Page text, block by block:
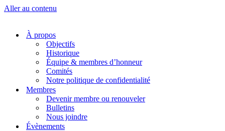
Aller au contenu
À propos
Objectifs
Historique
Équipe & membres d’honneur
Comités
Notre politique de confidentialité
Membres
Devenir membre ou renouveler
Bulletins
Nous joindre
Évènements